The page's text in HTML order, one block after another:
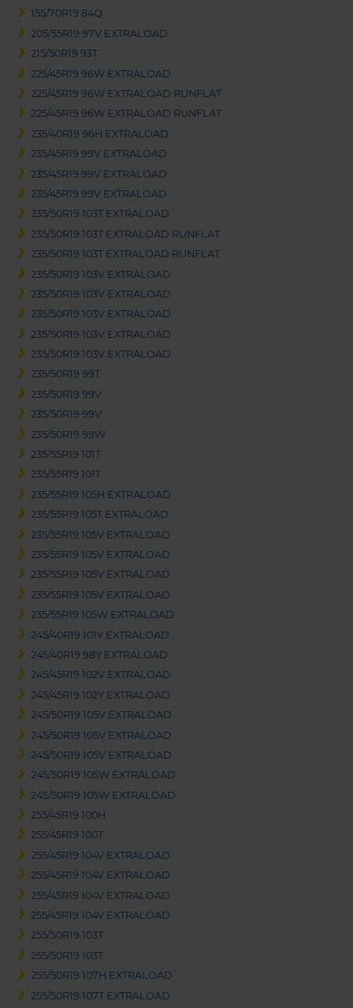
155/70R19 84Q
205/55R19 97V EXTRALOAD
215/50R19 93T
225/45R19 96W EXTRALOAD
225/45R19 96W EXTRALOAD RUNFLAT
225/45R19 96W EXTRALOAD RUNFLAT
235/40R19 96H EXTRALOAD
235/45R19 99V EXTRALOAD
235/45R19 99V EXTRALOAD
235/45R19 99V EXTRALOAD
235/50R19 103T EXTRALOAD
235/50R19 103T EXTRALOAD RUNFLAT
235/50R19 103T EXTRALOAD RUNFLAT
235/50R19 103V EXTRALOAD
235/50R19 103V EXTRALOAD
235/50R19 103V EXTRALOAD
235/50R19 103V EXTRALOAD
235/50R19 103V EXTRALOAD
235/50R19 99T
235/50R19 99V
235/50R19 99V
235/50R19 99W
235/55R19 101T
235/55R19 101T
235/55R19 105H EXTRALOAD
235/55R19 105T EXTRALOAD
235/55R19 105V EXTRALOAD
235/55R19 105V EXTRALOAD
235/55R19 105V EXTRALOAD
235/55R19 105V EXTRALOAD
235/55R19 105W EXTRALOAD
245/40R19 101Y EXTRALOAD
245/40R19 98Y EXTRALOAD
245/45R19 102V EXTRALOAD
245/45R19 102Y EXTRALOAD
245/50R19 105V EXTRALOAD
245/50R19 105V EXTRALOAD
245/50R19 105V EXTRALOAD
245/50R19 105W EXTRALOAD
245/50R19 105W EXTRALOAD
255/45R19 100H
255/45R19 100T
255/45R19 104V EXTRALOAD
255/45R19 104V EXTRALOAD
255/45R19 104V EXTRALOAD
255/45R19 104V EXTRALOAD
255/50R19 103T
255/50R19 103T
255/50R19 107H EXTRALOAD
255/50R19 107T EXTRALOAD